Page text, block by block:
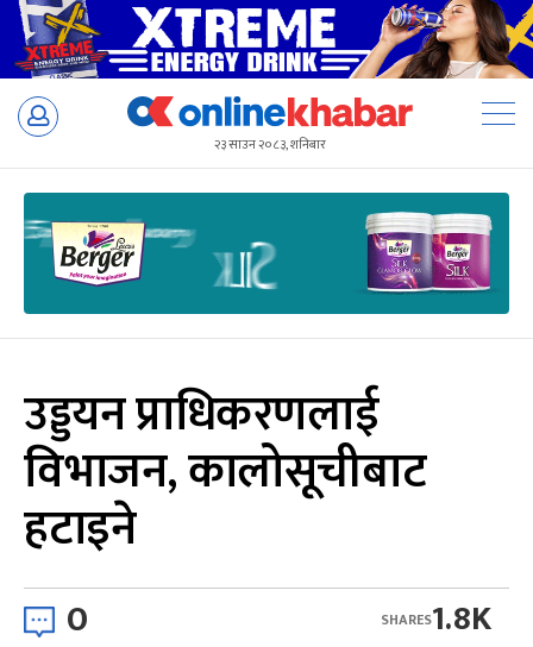
Skip
२३ साउन २०८३, शनिबार
उड्डयन प्राधिकरणलाई
विभाजन, कालोसूचीबाट
हटाइने
0 1.8K
SHARES